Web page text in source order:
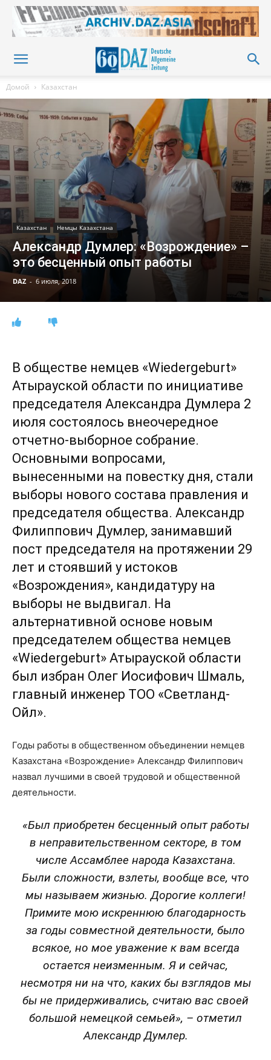
Домой Казахстан
Казахстан Немцы Казахстана
Александр Думлер: «Возрождение» –
это бесценный опыт работы
DAZ - 6 июля, 2018
В обществе немцев «Wiedergeburt»
Атырауской области по инициативе
председателя Александра Думлера 2
июля состоялось внеочередное
отчетно-выборное собрание.
Основными вопросами,
вынесенными на повестку дня, стали
выборы нового состава правления и
председателя общества. Александр
Филиппович Думлер, занимавший
пост председателя на протяжении 29
лет и стоявший у истоков
«Возрождения», кандидатуру на
выборы не выдвигал. На
альтернативной основе новым
председателем общества немцев
«Wiedergeburt» Атырауской области
был избран Олег Иосифович Шмаль,
главный инженер ТОО «Светланд-
Ойл».
Годы работы в общественном объединении немцев
Казахстана «Возрождение» Александр Филиппович
назвал лучшими в своей трудовой и общественной
деятельности.
«Был приобретен бесценный опыт работы
в неправительственном секторе, в том
числе Ассамблее народа Казахстана.
Были сложности, взлеты, вообще все, что
мы называем жизнью. Дорогие коллеги!
Примите мою искреннюю благодарность
за годы совместной деятельности, было
всякое, но мое уважение к вам всегда
остается неизменным. Я и сейчас,
несмотря ни на что, каких бы взглядов мы
бы не придерживались, считаю вас своей
большой немецкой семьей», – отметил
Александр Думлер.